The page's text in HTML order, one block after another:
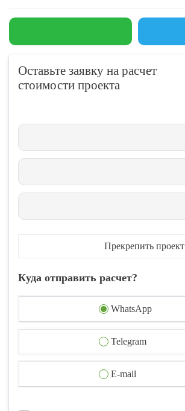
Оставьте заявку на расчет
стоимости проекта
Прекрепить проект
Куда отправить расчет?
WhatsApp
Telegram
E-mail